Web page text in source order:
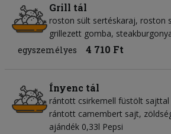
Grill tál
roston sült sertéskaraj, roston
grillezett gomba,
egyszemélyes
4 710 Ft
Ínyenc tál
rántott csirkemell füstölt
rántott camembert sajt,
ajándék 0,33l Pepsi